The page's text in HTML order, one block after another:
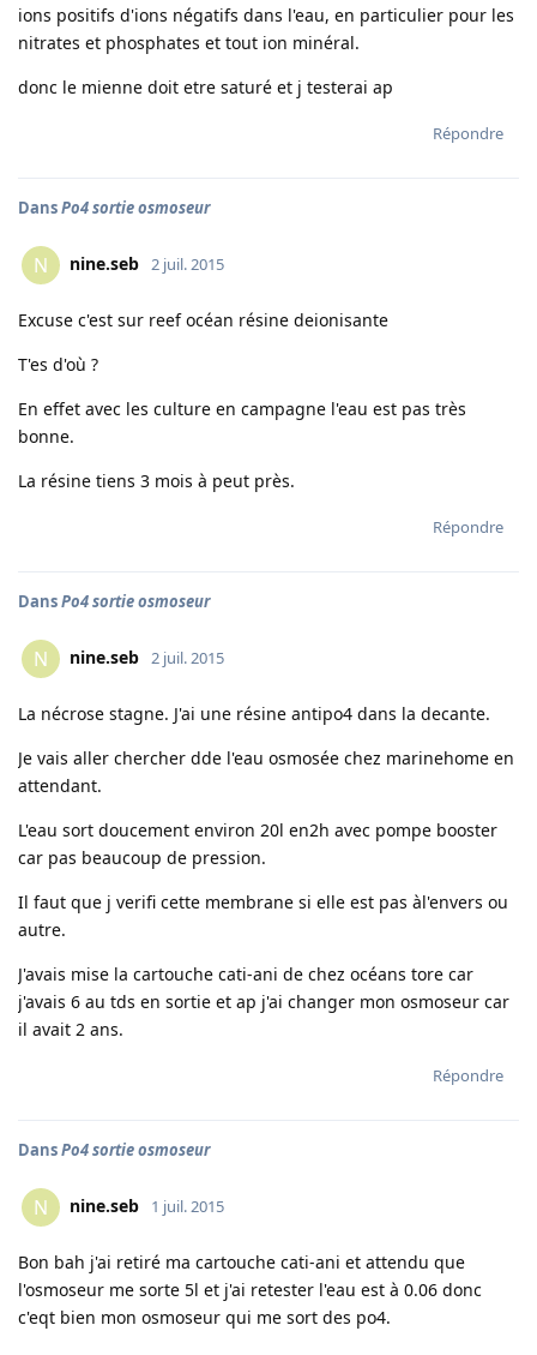
ions positifs d'ions négatifs dans l'eau, en particulier pour les
nitrates et phosphates et tout ion minéral.
donc le mienne doit etre saturé et j testerai ap
Répondre
DansPo4 sortie osmoseur
N nine.seb 2 juil. 2015
Excuse c'est sur reef océan résine deionisante
T'es d'où ?
En effet avec les culture en campagne l'eau est pas très
bonne.
La résine tiens 3 mois à peut près.
Répondre
DansPo4 sortie osmoseur
N nine.seb 2 juil. 2015
La nécrose stagne. J'ai une résine antipo4 dans la decante.
Je vais aller chercher dde l'eau osmosée chez marinehome en
attendant.
L'eau sort doucement environ 20l en2h avec pompe booster
car pas beaucoup de pression.
Il faut que j verifi cette membrane si elle est pas àl'envers ou
autre.
J'avais mise la cartouche cati-ani de chez océans tore car
j'avais 6 au tds en sortie et ap j'ai changer mon osmoseur car
il avait 2 ans.
Répondre
DansPo4 sortie osmoseur
N nine.seb 1 juil. 2015
Bon bah j'ai retiré ma cartouche cati-ani et attendu que
l'osmoseur me sorte 5l et j'ai retester l'eau est à 0.06 donc
c'eqt bien mon osmoseur qui me sort des po4.